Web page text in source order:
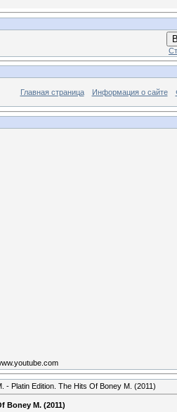
Главная страница Информация о сайте
- Platin Edition. The Hits Of Boney M. (2011)
Boney M. (2011)